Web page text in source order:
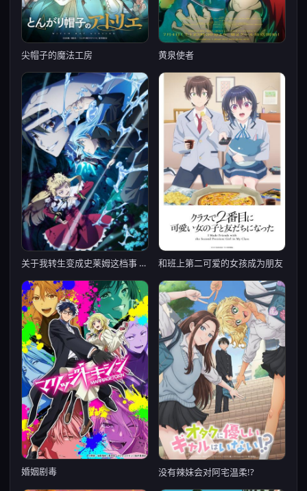
尖帽子的魔法工房 黄泉使者
关于我转生变成史莱姆这档事 第四季 和班上第二可爱的女孩成为朋友
婚姻剧毒 没有辣妹会对阿宅温柔!?